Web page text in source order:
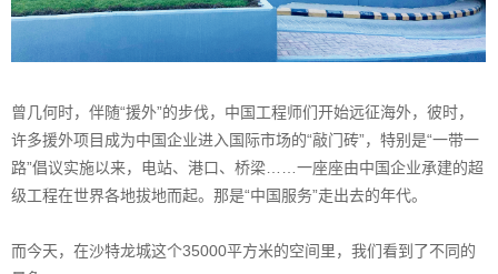
曾几何时，伴随“援外”的步伐，中国工程师们开始远征海外，彼时，
许多援外项目成为中国企业进入国际市场的“敲门砖”，特别是“一带一
路”倡议实施以来，电站、港口、桥梁……一座座由中国企业承建的超
级工程在世界各地拔地而起。那是“中国服务”走出去的年代。
而今天，在沙特龙城这个35000平方米的空间里，我们看到了不同的